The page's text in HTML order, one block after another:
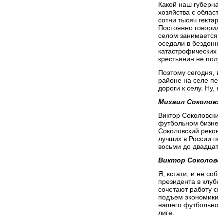
Какой наш
хозяйства с
сотни тысяч
Постоянно
селом
оседали в
крестьянин не
Поэтому сегодня,
районе на селе
дороги к селу. Ну,
Михаил
Виктор
футбольном
Соколовский
лучших в России
восьми до
Виктор
Я, кстати, и не
президента в
сочетают работу
подъем
нашего
лиге.